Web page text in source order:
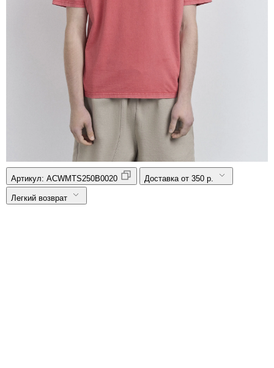
Артикул: ACWMTS250B0020 Доставка от 350 р.
Легкий возврат